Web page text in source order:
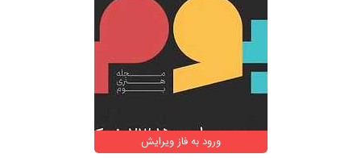
ورود به فاز ویرایش